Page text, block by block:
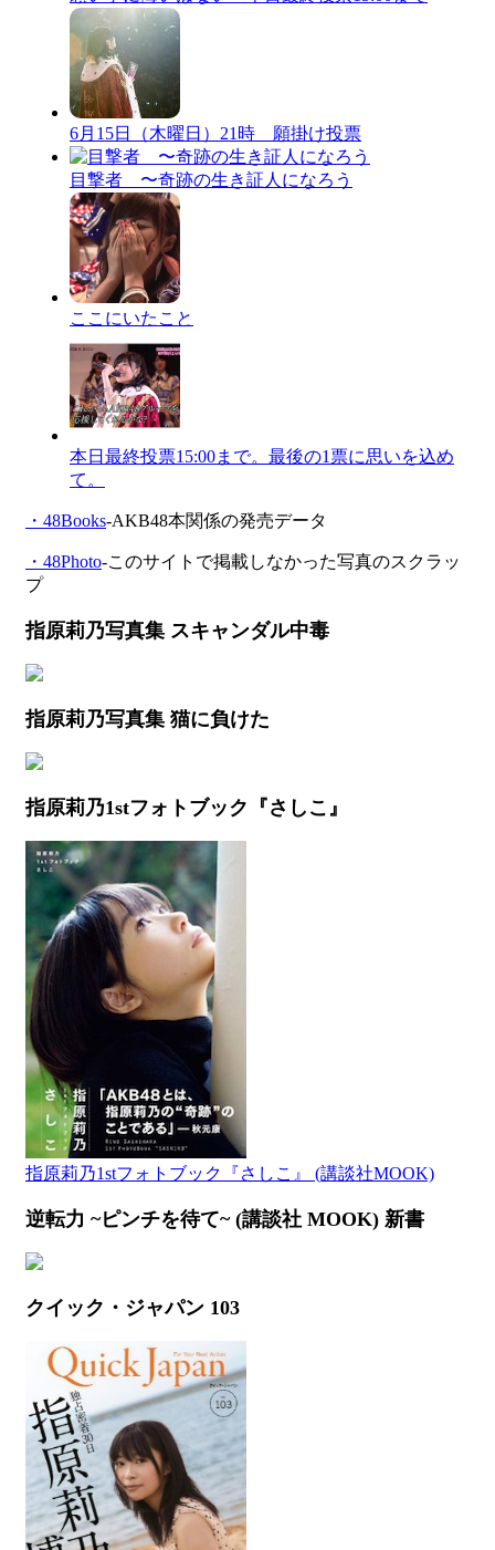
6月15日（木曜日）21時 願掛け投票
目撃者 〜奇跡の生き証人になろう
ここにいたこと
本日最終投票15:00まで。最後の1票に思いを込め
て。
・48Books-AKB48本関係の発売データ
・48Photo-このサイトで掲載しなかった写真のスクラッ
プ
指原莉乃写真集 スキャンダル中毒
指原莉乃写真集 猫に負けた
指原莉乃1stフォトブック『さしこ』
指原莉乃1stフォトブック『さしこ』 (講談社MOOK)
逆転力 ~ピンチを待て~ (講談社 MOOK) 新書
クイック・ジャパン 103